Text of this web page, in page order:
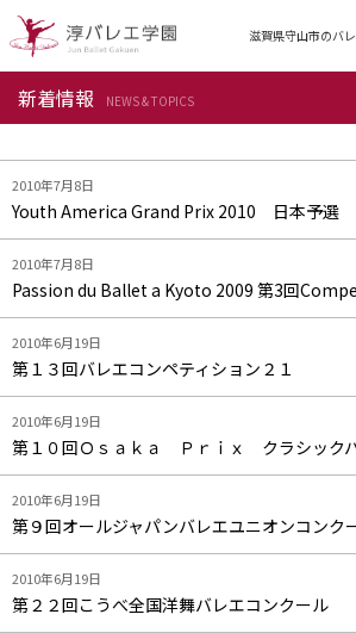
滋賀県守山市のバ
新着情報 NEWS & TOPICS
2010年7月8日
Youth America Grand Prix 2010 日本予選
2010年7月8日
Passion du Ballet a Kyoto 2009 第3回
2010年6月19日
第１３回バレエコンペティション２１
2010年6月19日
第１０回Ｏｓａｋａ Ｐｒｉｘ クラシック
2010年6月19日
第９回オールジャパンバレエユニオンコンク
2010年6月19日
第２２回こうべ全国洋舞バレエコンクール